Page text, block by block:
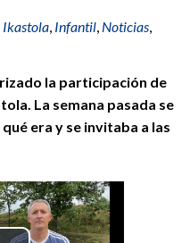
Ikastola, Infantil, Noticias,
la participación de
La semana pasada se
era y se invitaba a las